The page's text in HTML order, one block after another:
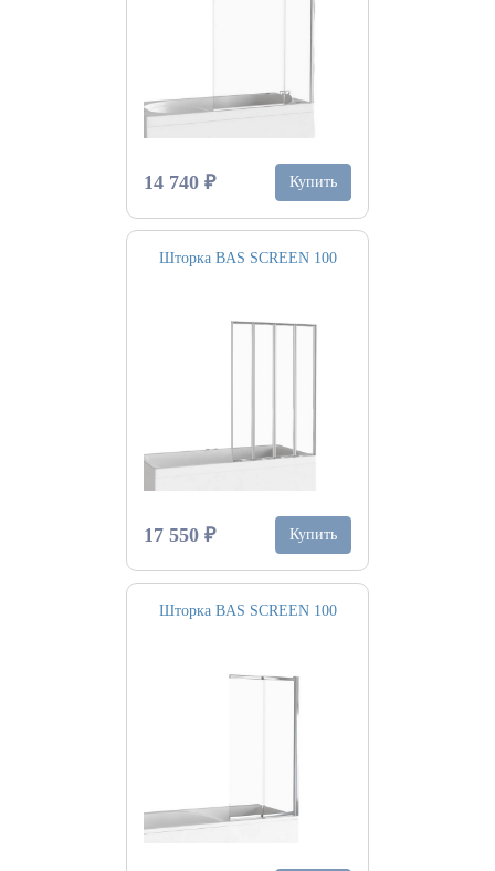
14 740 ₽ Купить
Шторка BAS SCREEN 100
17 550 ₽ Купить
Шторка BAS SCREEN 100